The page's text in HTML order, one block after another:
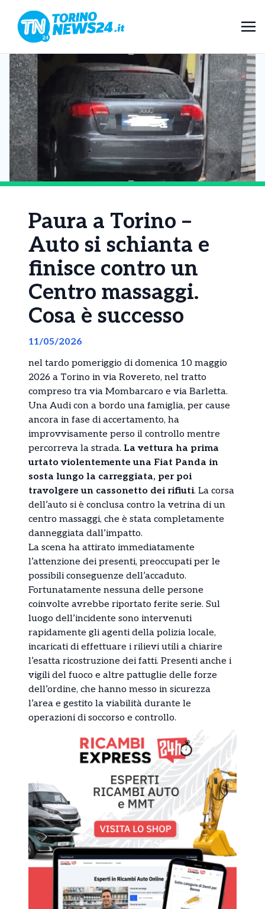
Paura a Torino –
Auto si schianta e
finisce contro un
Centro massaggi.
Cosa è successo
11/05/2026
nel tardo pomeriggio di domenica 10 maggio
2026 a Torino in via Rovereto, nel tratto
compreso tra via Mombarcaro e via Barletta.
Una Audi con a bordo una famiglia, per cause
ancora in fase di accertamento, ha
improvvisamente perso il controllo mentre
percorreva la strada. La vettura ha prima
urtato violentemente una Fiat Panda in
sosta lungo la carreggiata, per poi
travolgere un cassonetto dei rifiuti. La corsa
dell’auto si è conclusa contro la vetrina di un
centro massaggi, che è stata completamente
danneggiata dall’impatto.
La scena ha attirato immediatamente
l’attenzione dei presenti, preoccupati per le
possibili conseguenze dell’accaduto.
Fortunatamente nessuna delle persone
coinvolte avrebbe riportato ferite serie. Sul
luogo dell’incidente sono intervenuti
rapidamente gli agenti della polizia locale,
incaricati di effettuare i rilievi utili a chiarire
l’esatta ricostruzione dei fatti. Presenti anche i
vigili del fuoco e altre pattuglie delle forze
dell’ordine, che hanno messo in sicurezza
l’area e gestito la viabilità durante le
operazioni di soccorso e controllo.